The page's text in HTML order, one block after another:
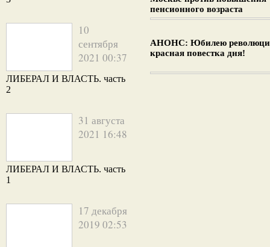
10
сентября
2021 00:37
ЛИБЕРАЛ И ВЛАСТЬ. часть
2
31 августа
2021 16:48
ЛИБЕРАЛ И ВЛАСТЬ. часть
1
17 декабря
2019 02:53
пенсионного возраста
АНОНС: Юбилею
красная повестка дня!